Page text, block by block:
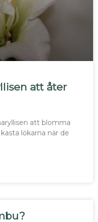
att åter
att blomma
lökarna när de